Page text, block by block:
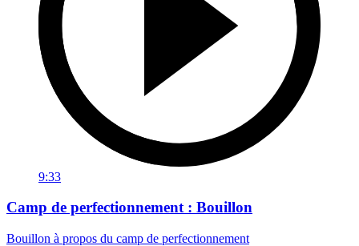
9:33
Camp de perfectionnement : Bouillon
Bouillon à propos du camp de perfectionnement